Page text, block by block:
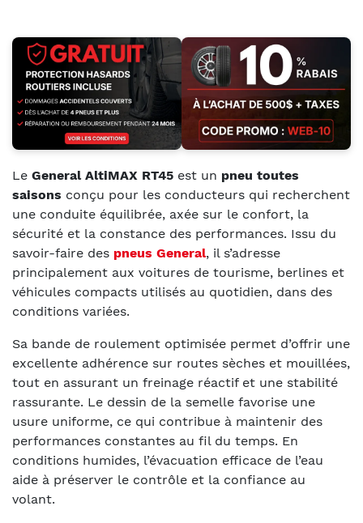
Le General AltiMAX RT45 est un pneu toutes
saisons conçu pour les conducteurs qui recherchent
une conduite équilibrée, axée sur le confort, la
sécurité et la constance des performances. Issu du
savoir-faire des pneus General, il s’adresse
principalement aux voitures de tourisme, berlines et
véhicules compacts utilisés au quotidien, dans des
conditions variées.
Sa bande de roulement optimisée permet d’offrir une
excellente adhérence sur routes sèches et mouillées,
tout en assurant un freinage réactif et une stabilité
rassurante. Le dessin de la semelle favorise une
usure uniforme, ce qui contribue à maintenir des
performances constantes au fil du temps. En
conditions humides, l’évacuation efficace de l’eau
aide à préserver le contrôle et la confiance au
volant.